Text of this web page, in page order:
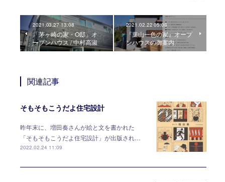
2021.03.27 13:08
「茅ヶ崎の家・O邸」オ
ープンハウス / 中村高淑
2021.02.22 05:08
『葉山一色の家』オープ
ンハウスの御案内
関連記事
そもそもこうだよ住宅設計
昨年末に、増田奏さんが絵と文を書かれた
「そもそもこうだよ住宅設計」が出版され…
2022.02.24 11:09